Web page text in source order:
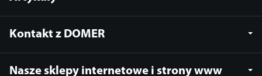
Kontakt z DOMER
Nasze sklepy internetowe i strony www